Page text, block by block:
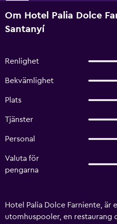
Om Hotel Palia Dolce
Santanyí
Renlighet
Bekvämlighet
Plats
Tjänster
Personal
Valuta för
pengarna
Hotel Palia Dolce Farniente, är
utomhuspooler, en restaurang